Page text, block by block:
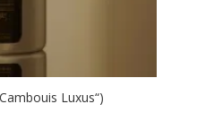
Luxus“)